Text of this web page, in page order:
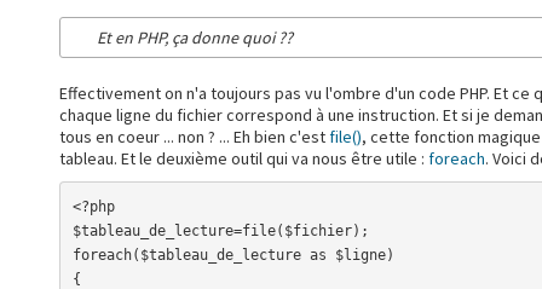
Et en PHP, ça donne quoi ??
Effectivement on n'a toujours pas vu l'ombre d'un code PHP. Et
chaque ligne du fichier correspond à une instruction. Et si je
tous en coeur ... non ? ... Eh bien c'estfile(), cette fonction
tableau. Et le deuxième outil qui va nous être utile : foreach. Voici
<?php
$tableau_de_lecture=file($fichier);
foreach($tableau_de_lecture as $ligne)
{